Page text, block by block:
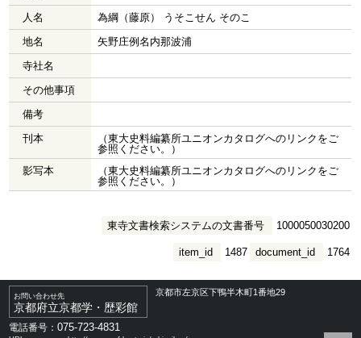
人名
為綱（藤原） うそこせん そのこ
地名
矢野庄例名内那波浦
寺社名
その他事項
備考
刊本
（東大史料編纂所ユニオンカタログへのリンクをご
参照ください。）
影写本
（東大史料編纂所ユニオンカタログへのリンクをご
参照ください。）
東寺文書検索システムの文書番号 1000050030200
document_id 1764
item_id 1487
お問い合わせ先
京都府立京都学・歴彩館
京都市左京区下鴨半木町1番地29
電話番号：075-723-4831